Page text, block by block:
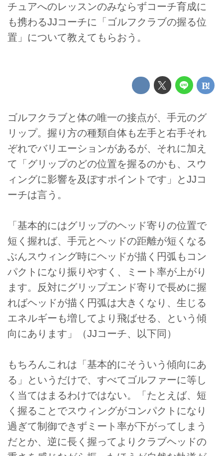
チュアへのレッスンのみならずコーチ育成に
も携わるJJコーチに「ゴルフクラブの握る位
置」について教えてもらおう。
ゴルフクラブと体の唯一の接点が、手元のグ
リップ。握り方の種類自体も左手と右手それ
ぞれでバリエーションがあるが、それに加え
て「グリップのどの位置を握るのかも、スウ
ィングに影響を及ぼすポイントです」とJJコ
ーチは言う。
「基本的にはグリップのヘッド寄りの位置で
短く握れば、手元とヘッドの距離が短くなる
ぶんスウィング時にヘッドが描く円弧もコン
パクトになり振りやすく、ミート率が上がり
ます。反対にグリップエンド寄りで長めに握
ればヘッドが描く円弧は大きくなり、生じる
エネルギーも増してより飛ばせる、という傾
向にあります」（JJコーチ、以下同）
もちろんこれは「基本的にそういう傾向にあ
る」というだけで、すべてゴルファーに等し
く当てはまるわけではない。「たとえば、短
く握ることでスウィングがコンパクトになり
過ぎて制御できずミート率が下がってしまう
だとか、逆に長く握ってよりクラブヘッドの